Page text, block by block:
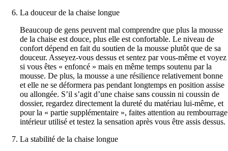
La douceur de la chaise longue
Beaucoup de gens peuvent mal comprendre que plus la mousse
de la chaise est douce, plus elle est confortable. Le niveau de
confort dépend en fait du soutien de la mousse plutôt que de sa
douceur. Asseyez-vous dessus et sentez par vous-même et voyez
si vous êtes « enfoncé » mais en même temps soutenu par la
mousse. De plus, la mousse a une résilience relativement bonne
et elle ne se déformera pas pendant longtemps en position assise
ou allongée. S’il s’agit d’une chaise sans coussin ni coussin de
dossier, regardez directement la dureté du matériau lui-même, et
pour la « partie supplémentaire », faites attention au rembourrage
intérieur utilisé et testez la sensation après vous être assis dessus.
La stabilité de la chaise longue